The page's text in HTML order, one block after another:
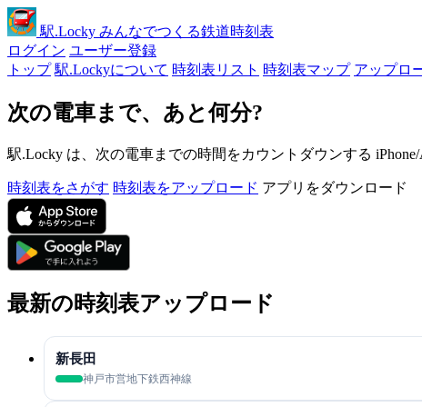
駅.Locky みんなでつくる鉄道時刻表
ログイン ユーザー登録
トップ 駅.Lockyについて 時刻表リスト 時刻表マップ アップロ
次の電車まで、あと何分?
駅.Locky は、次の電車までの時間をカウントダウンする
時刻表をさがす 時刻表をアップロード アプリをダウンロード
最新の時刻表アップロード
新長田
神戸市営地下鉄西神線